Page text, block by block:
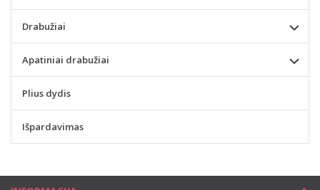
Drabužiai
Apatiniai drabužiai
Plius dydis
Išpardavimas